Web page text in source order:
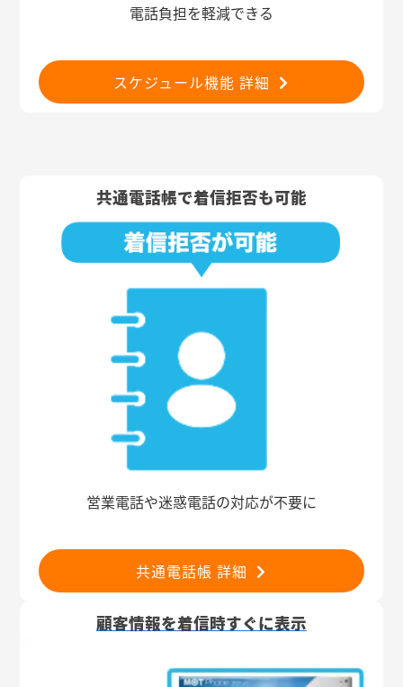
電話負担を軽減できる
スケジュール機能 詳細
共通電話帳で着信拒否も可能
営業電話や迷惑電話の対応が不要に
共通電話帳 詳細
顧客情報を着信時すぐに表示